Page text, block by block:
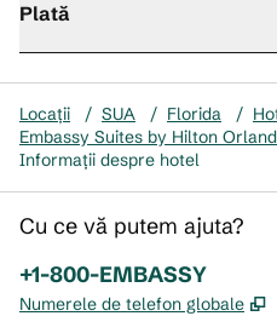
Plată
Locații / SUA / Florida /
Embassy Suites by Hilton
Informații despre hotel
Cu ce vă putem ajuta?
Telefon:
+1-800-EMBASSY
Numerele de telefon globale ,